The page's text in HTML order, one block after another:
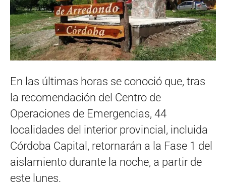
En las últimas horas se conoció que, tras
la recomendación del Centro de
Operaciones de Emergencias, 44
localidades del interior provincial, incluida
Córdoba Capital, retornarán a la Fase 1 del
aislamiento durante la noche, a partir de
este lunes.